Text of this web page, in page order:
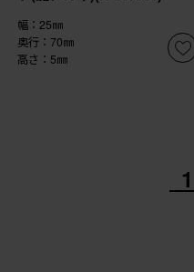
幅：25㎜
奥行：70㎜
高さ：5㎜
1